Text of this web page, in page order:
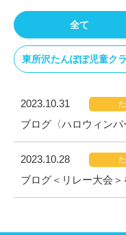
全て
東所沢たんぽぽ児童ク
2023.10.31
ブログ〈ハロウィン
2023.10.28
ブログ＜リレー大会